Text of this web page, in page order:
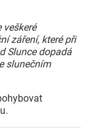
veškeré
záření, které při
Slunce dopadá
slunečním